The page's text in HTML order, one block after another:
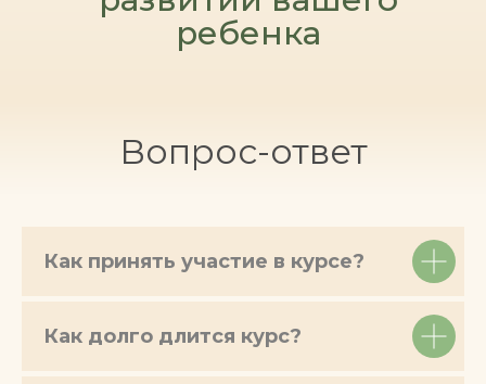
ребенка
Вопрос-ответ
Как принять участие в курсе?
Как долго длится курс?